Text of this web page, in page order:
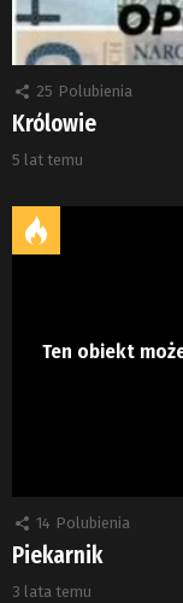
25 Polubienia
Królowie
5 lat temu
Ten obiekt
14 Polubienia
Piekarnik
3 lata temu